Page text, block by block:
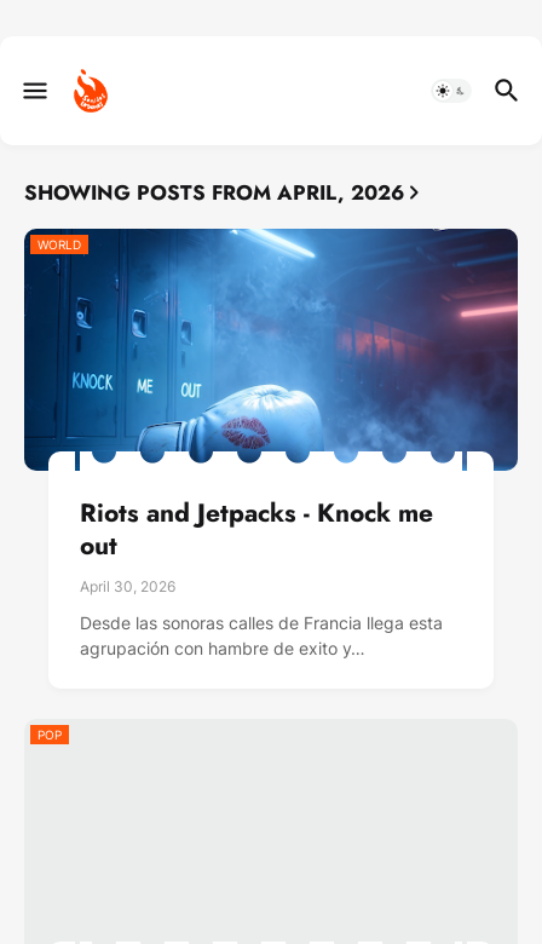
SHOWING POSTS FROM APRIL, 2026
WORLD
Riots and Jetpacks - Knock me
out
April 30, 2026
Desde las sonoras calles de Francia llega esta
agrupación con hambre de exito y…
POP